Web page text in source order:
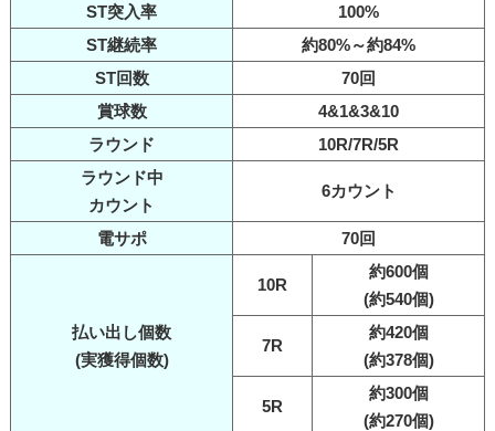
ST突入率
100%
ST継続率
約80%～約84%
ST回数
70回
賞球数
4&1&3&10
ラウンド
10R/7R/5R
ラウンド中
カウント
6カウント
電サポ 70回
払い出し個数
(実獲得個数)
10R
約600個
(約540個)
7R
約420個
(約378個)
5R
約300個
(約270個)